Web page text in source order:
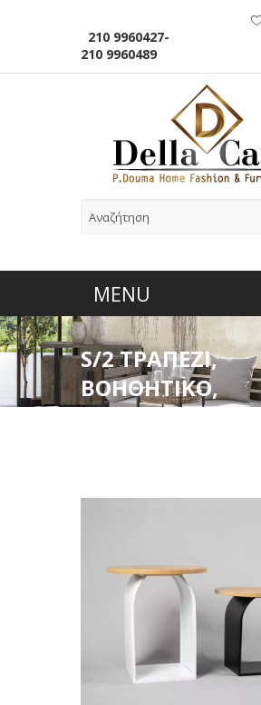
210 9960427-
210 9960489
S/2 ΤΡΑΠΕΖΙ,
BOHΘΗΤΙΚΟ,
ΜΕΤΑΛΛΟ-ΞΥΛΟ,
35x35x35εκ